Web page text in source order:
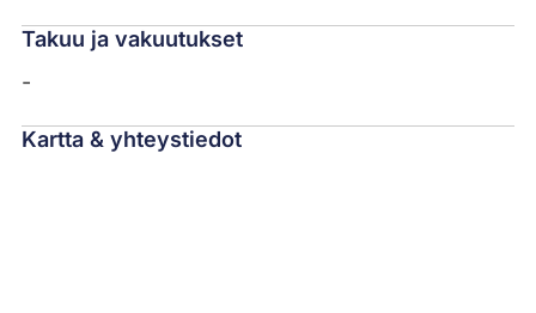
Takuu ja vakuutukset
-
Kartta & yhteystiedot